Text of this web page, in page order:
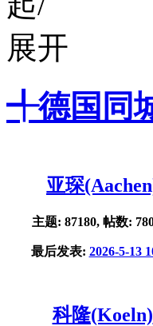
╃德国同
亚琛
主题: 87180, 帖数:
最后发表: 2026-5-13
科隆(Koeln)